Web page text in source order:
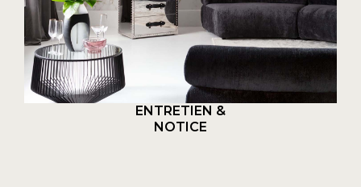
ENTRETIEN &
NOTICE